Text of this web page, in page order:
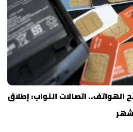
اتصالات النواب: إطلاق
شهر